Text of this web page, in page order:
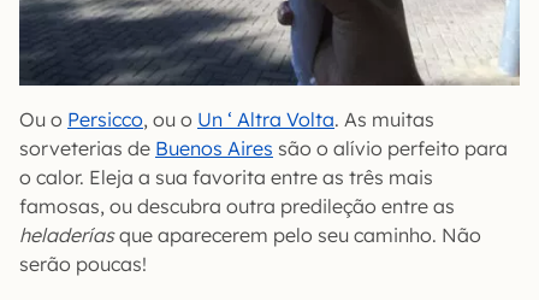
Ou o Persicco, ou o Un ‘ Altra Volta. As muitas
sorveterias de Buenos Aires são o alívio perfeito para
o calor. Eleja a sua favorita entre as três mais
famosas, ou descubra outra predileção entre as
heladeríasque aparecerem pelo seu caminho. Não
serão poucas!